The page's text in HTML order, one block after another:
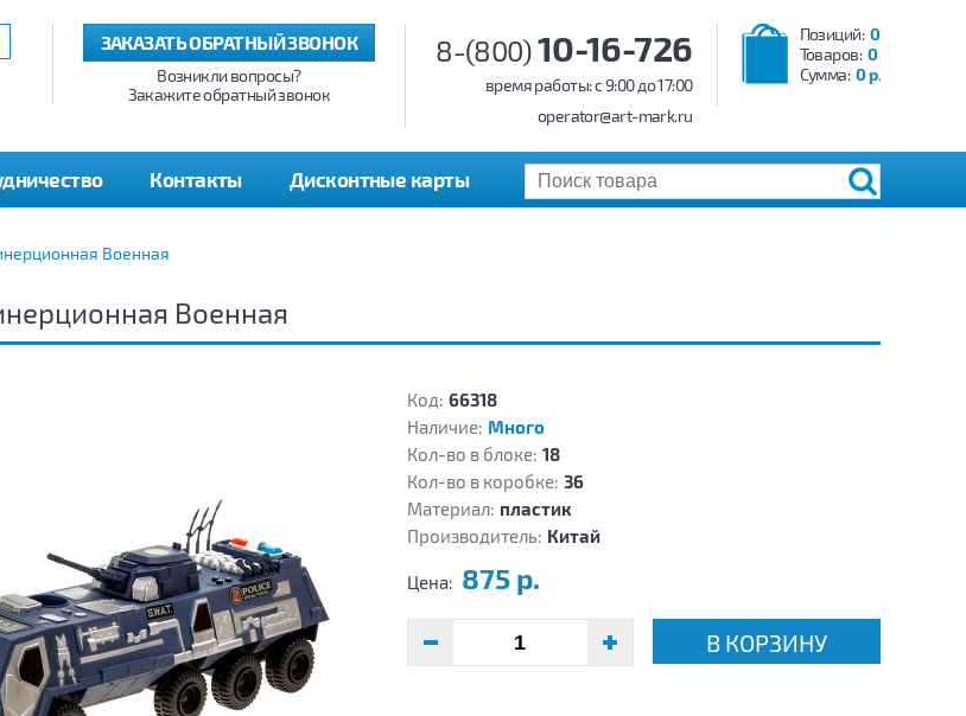
Позиций: 0
Товаров: 0
Сумма: 0 р.
8-(800)10-16-726
время работы: c 9:00 до 17:00
operator@art-mark.ru
ЗАКАЗАТЬ ОБРАТНЫЙ ЗВОНОК
Возникли вопросы?
Закажите обратный звонок
Контакты Дисконтные карты
Военная
Военная
Код: 66318
Наличие: Много
Кол-во в блоке: 18
Кол-во в коробке: 36
Материал: пластик
Производитель: Китай
Цена: 875 р.
В КОРЗИНУ